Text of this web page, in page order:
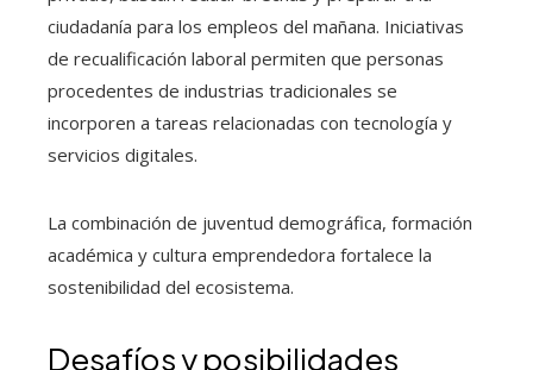
ciudadanía para los empleos del mañana. Iniciativas
de recualificación laboral permiten que personas
procedentes de industrias tradicionales se
incorporen a tareas relacionadas con tecnología y
servicios digitales.
La combinación de juventud demográfica, formación
académica y cultura emprendedora fortalece la
sostenibilidad del ecosistema.
Desafíos y posibilidades